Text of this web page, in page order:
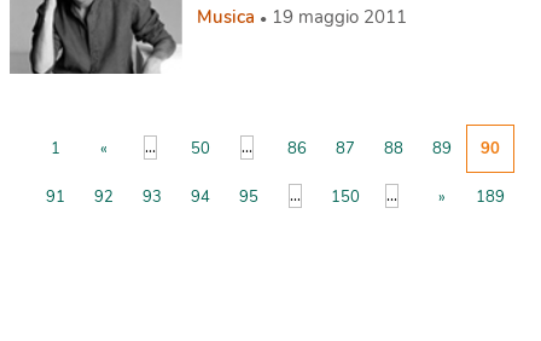
Musica 19 maggio 2011
1 « ... 50 ... 86 87 88 89 90
91 92 93 94 95 ... 150 ... » 189